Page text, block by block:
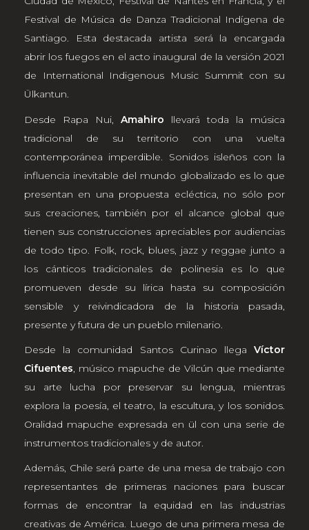
Festival de Música de Danza Tradicional Indígena de
Santiago. Esta destacada artista será la encargada
abrir los fuegos en el acto inaugural de la versión 2021
de International Indigenous Music Summit con su
Ülkantun.
Desde Rapa Nui, Amahiro llevará toda la música
tradicional de su territorio con una vuelta
contemporánea imperdible. Sonidos isleños con la
influencia inevitable del mundo globalizado es lo que
presentan en una propuesta ecléctica, no sólo por
sus creaciones, también por el alcance global que
tienen sus construcciones apreciables por audiencias
de todo tipo. Folk, rock, blues, jazz y reggae junto a
los cánticos tradicionales de polinesia es lo que
promueven desde su lírica hasta su composición
sensible y reivindicadora de la historia pasada,
presente y futura de un pueblo milenario.
Desde la comunidad Santos Curinao llega Víctor
Cifuentes, músico mapuche de Vilcún que mediante
su arte lucha por preservar su lengua, mientras
explora la poesía, el teatro, la escultura, y los sonidos.
Oralidad mapuche expresada en ül con una serie de
instrumentos tradicionales y de autor.
Además, Chile será parte de una mesa de trabajo con
representantes de primeras naciones para buscar
formas de encontrar la equidad en las industrias
creativas de América. Luego de una primera mesa de